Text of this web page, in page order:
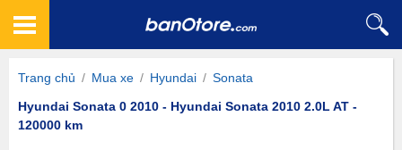
Trang chủ / Mua xe / Hyundai / Sonata
Hyundai Sonata 0 2010 - Hyundai Sonata 2010 2.0L AT -
120000 km